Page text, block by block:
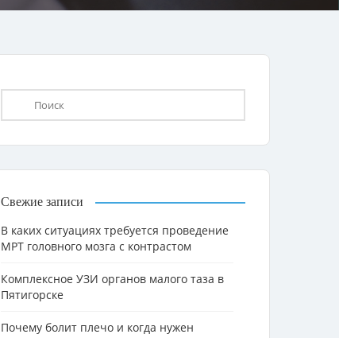
Свежие записи
В каких ситуациях требуется проведение
МРТ головного мозга с контрастом
Комплексное УЗИ органов малого таза в
Пятигорске
Почему болит плечо и когда нужен